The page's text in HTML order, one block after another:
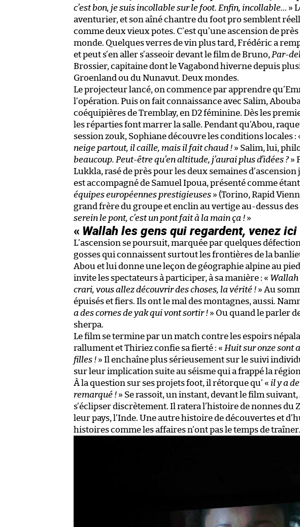
c’est bon, je suis incollable sur le foot. Enfin, incollable… »
aventurier, et son aîné chantre du foot pro semblent
comme deux vieux potes. C’est qu’une ascension de
monde. Quelques verres de vin plus tard, Frédéric a
et peut s’en aller s’asseoir devant le film de Bruno, Par-
Brossier, capitaine dont le Vagabond hiverne depuis
Groenland ou du Nunavut. Deux mondes.
Le projecteur lancé, on commence par apprendre
l’opération. Puis on fait connaissance avec Salim,
coéquipières de Tremblay, en D2 féminine. Dès les
les réparties font marrer la salle. Pendant qu’Abou,
session zouk, Sophiane découvre les conditions locales :
neige partout, il caille, mais il fait chaud ! » Salim, lui,
beaucoup. Peut-être qu’en altitude, j’aurai plus d’idées ?»
Lukkla, rasé de près pour les deux semaines
est accompagné de Samuel Ipoua, présenté comme étant
équipes européennes prestigieuses » (Torino, Rapid
grand frère du groupe et enclin au vertige au-dessus
serein le pont, c’est un pont fait à la main ça ! »
« Wallah les gens qui regardent, venez
L’ascension se poursuit, marquée par quelques
gosses qui connaissent surtout les frontières de la
Abou et lui donne une leçon de géographie alpine au pied
invite les spectateurs à participer, à sa manière : « Wallah
crari, vous allez découvrir des choses, la vérité ! » Au
épuisés et fiers. Ils ont le mal des montagnes, aussi.
a des cornes de yak qui vont sortir ! » Ou quand le parler
sherpa.
Le film se termine par un match contre les espoirs
rallument et Thiriez confie sa fierté : « Huit sur onze sont
filles ! » Il enchaîne plus sérieusement sur le suivi
sur leur implication suite au séisme qui a frappé la
À la question sur ses projets foot, il rétorque qu’ « il y a
remarqué ! » Se rassoit, un instant, devant le film suivant,
s’éclipser discrètement. Il ratera l’histoire de nonnes du
leur pays, l’Inde. Une autre histoire de découvertes et
histoires comme les affaires n’ont pas le temps de traîner.